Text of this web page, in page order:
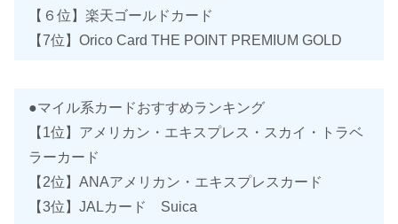
【６位】楽天ゴールドカード
【7位】Orico Card THE POINT PREMIUM GOLD
●マイル系カードおすすめランキング
【1位】アメリカン・エキスプレス・スカイ・トラベ
ラーカード
【2位】ANAアメリカン・エキスプレスカード
【3位】JALカード Suica